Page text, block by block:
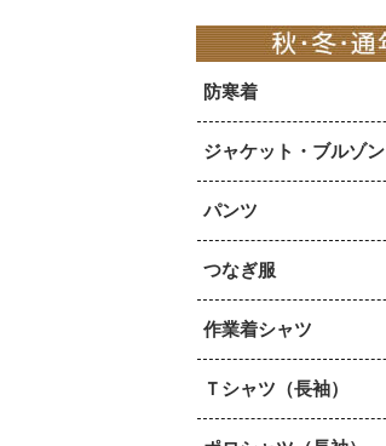
防寒着
ジャケット・ブルゾン
パンツ
つなぎ服
作業着シャツ
Ｔシャツ（長袖）